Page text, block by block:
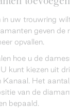
uw trouwring
geven de
opvallen.
hoe u de
kunt kiezen uit
Kanaal. Het
van de
bepaald.